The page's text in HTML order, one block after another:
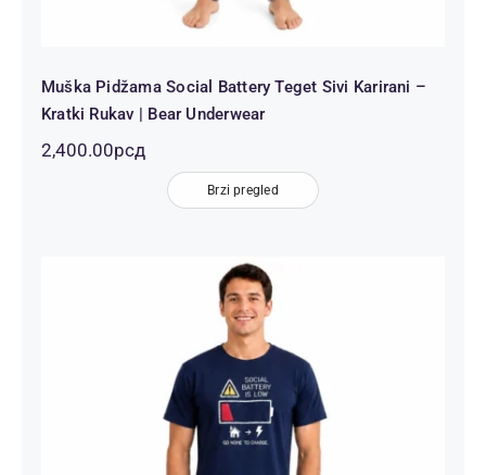
Muška Pidžama Social Battery Teget Sivi Karirani –
Kratki Rukav | Bear Underwear
2,400.00рсд
Brzi pregled